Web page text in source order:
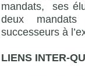
mandats, ses
deux
successeurs à
LIENS INTER-